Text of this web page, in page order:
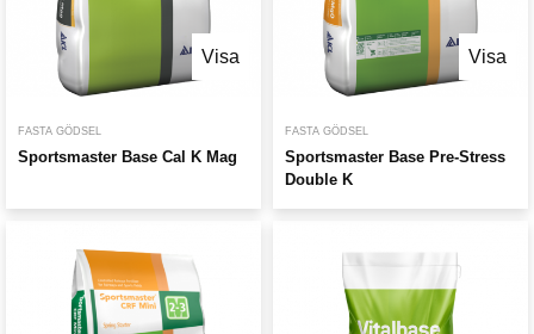
Visa
FASTA GÖDSEL
Sportsmaster Base Cal K Mag
Visa
FASTA GÖDSEL
Sportsmaster Base Pre-Stress
Double K